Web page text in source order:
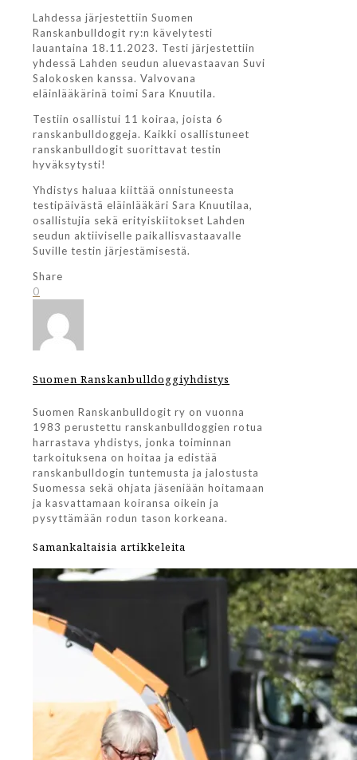
Lahdessa järjestettiin Suomen
Ranskanbulldogit ry:n kävelytesti
lauantaina 18.11.2023. Testi järjestettiin
yhdessä Lahden seudun aluevastaavan Suvi
Salokosken kanssa. Valvovana
eläinlääkärinä toimi Sara Knuutila.
Testiin osallistui 11 koiraa, joista 6
ranskanbulldoggeja. Kaikki osallistuneet
ranskanbulldogit suorittavat testin
hyväksytysti!
Yhdistys haluaa kiittää onnistuneesta
testipäivästä eläinlääkäri Sara Knuutilaa,
osallistujia sekä erityiskiitokset Lahden
seudun aktiiviselle paikallisvastaavalle
Suville testin järjestämisestä.
Share
0
Suomen Ranskanbulldoggiyhdistys
Suomen Ranskanbulldogit ry on vuonna
1983 perustettu ranskanbulldoggien rotua
harrastava yhdistys, jonka toiminnan
tarkoituksena on hoitaa ja edistää
ranskanbulldogin tuntemusta ja jalostusta
Suomessa sekä ohjata jäseniään hoitamaan
ja kasvattamaan koiransa oikein ja
pysyttämään rodun tason korkeana.
Samankaltaisia artikkeleita